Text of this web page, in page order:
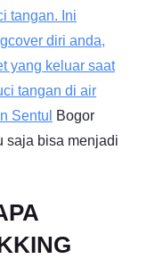
tangan. Ini
diri anda,
yang keluar saat
tangan di air
Sentul
Bogor
saja bisa menjadi